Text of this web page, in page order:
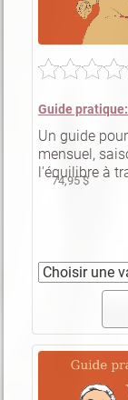
Guide
Un guide
mensuel,
l'équilibre à
74,95 $